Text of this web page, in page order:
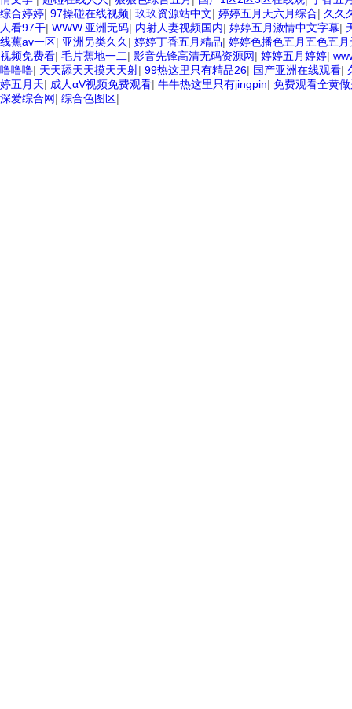
综合婷婷| 97操碰在线视频| 玖玖资源站中文| 婷婷五月天六月综合| 久久
人看97干| WWW.亚洲无码| 内射人妻视频国内| 婷婷五月激情中文字幕|
线蕉av一区| 亚洲另类久久 | 婷婷丁香五月精品| 婷婷色播色五月五色五
视频免费看| 毛片蕉地一二| 影音先锋高清无码资源网| 婷婷五月婷婷|
噜噜噜| 天天舔天天摸天天射| 99热这里只有精品26| 国产亚洲在线观看|
婷五月天| 成人αV视频免费观看| 牛牛热这里只有jingpin| 免费观看全黄
深爱综合网| 综合色图区|